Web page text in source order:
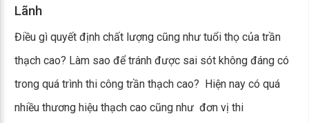
Lãnh
Điều gì quyết định chất lượng cũng như tuổi thọ của trần
thạch cao? Làm sao để tránh được sai sót không đáng có
trong quá trình thi công trần thạch cao? Hiện nay có quá
nhiều thương hiệu thạch cao cũng như đơn vị thi